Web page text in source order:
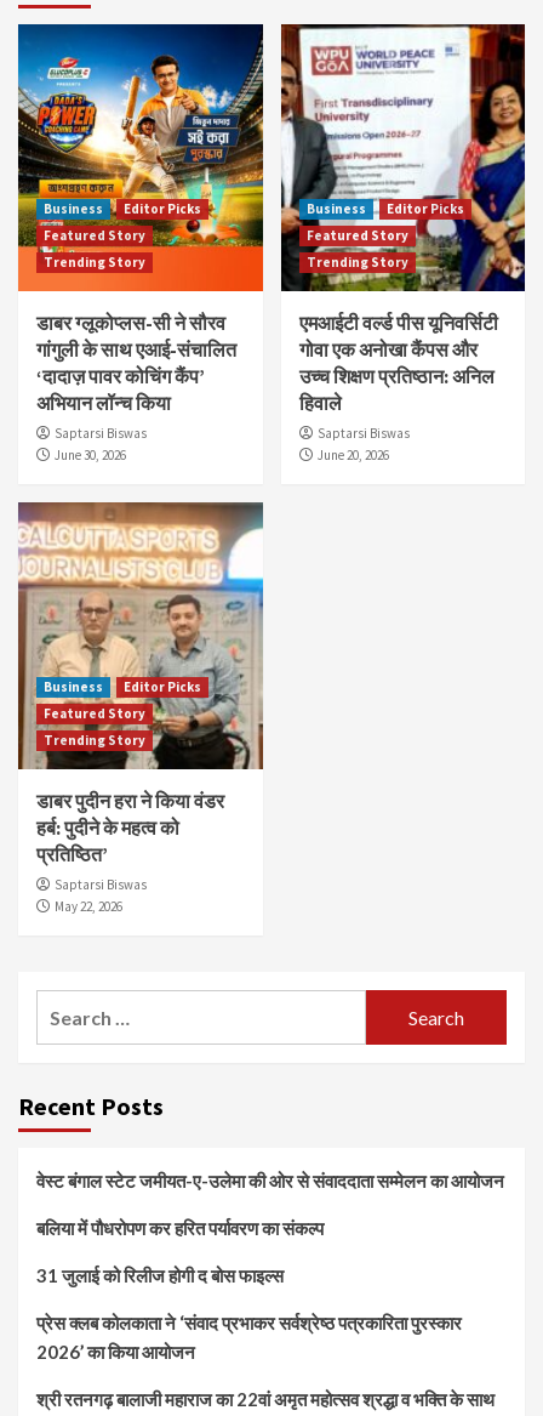
Business
Editor Picks
Featured Story
Trending Story
डाबर ग्लूकोप्लस-सी ने सौरव
गांगुली के साथ एआई-संचालित
‘दादाज़ पावर कोचिंग कैंप’
अभियान लॉन्च किया
Saptarsi Biswas
June 30, 2026
Business
Editor Picks
Featured Story
Trending Story
एमआईटी वर्ल्ड पीस यूनिवर्सिटी
गोवा एक अनोखा कैंपस और
उच्च शिक्षण प्रतिष्ठान: अनिल
हिवाले
Saptarsi Biswas
June 20, 2026
Business
Editor Picks
Featured Story
Trending Story
डाबर पुदीन हरा ने किया वंडर
हर्ब: पुदीने के महत्व को
प्रतिष्ठित’
Saptarsi Biswas
May 22, 2026
Recent Posts
वेस्ट बंगाल स्टेट जमीयत-ए-उलेमा की ओर से संवाददाता सम्मेलन का आयोजन
बलिया में पौधरोपण कर हरित पर्यावरण का संकल्प
31 जुलाई को रिलीज होगी द बोस फाइल्स
प्रेस क्लब कोलकाता ने ‘संवाद प्रभाकर सर्वश्रेष्ठ पत्रकारिता पुरस्कार
2026’ का किया आयोजन
श्री रतनगढ़ बालाजी महाराज का 22वां अमृत महोत्सव श्रद्धा व भक्ति के साथ